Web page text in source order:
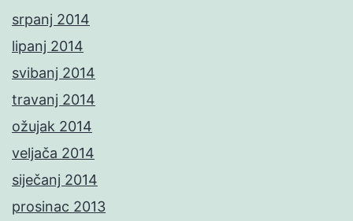
srpanj 2014
lipanj 2014
svibanj 2014
travanj 2014
ožujak 2014
veljača 2014
siječanj 2014
prosinac 2013